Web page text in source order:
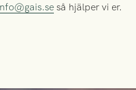
så hjälper vi er.